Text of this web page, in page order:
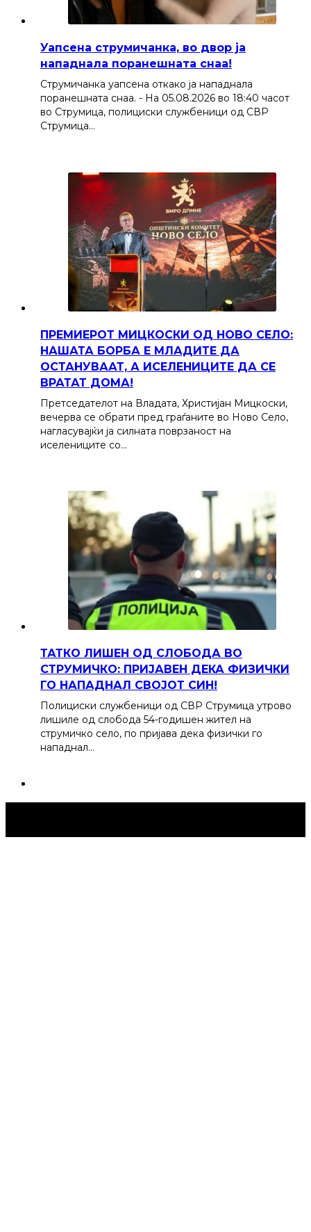
Уапсена струмичанка, во двор ја
нападнала поранешната снаа!
Струмичанка уапсена откако ја нападнала
поранешната снаа. - На 05.08.2026 во 18:40 часот
во Струмица, полициски службеници од СВР
Струмица…
ПРЕМИЕРОТ МИЦКОСКИ ОД НОВО СЕЛО:
НАШАТА БОРБА Е МЛАДИТЕ ДА
ОСТАНУВААТ, А ИСЕЛЕНИЦИТЕ ДА СЕ
ВРАТАТ ДОМА!
Претседателот на Владата, Христијан Мицкоски,
вечерва се обрати пред граѓаните во Ново Село,
нагласувајќи ја силната поврзаност на
иселениците со…
ТАТКО ЛИШЕН ОД СЛОБОДА ВО
СТРУМИЧКО: ПРИЈАВЕН ДЕКА ФИЗИЧКИ
ГО НАПАДНАЛ СВОЈОТ СИН!
Полициски службеници од СВР Струмица утрово
лишиле од слобода 54-годишен жител на
струмичко село, по пријава дека физички го
нападнал…